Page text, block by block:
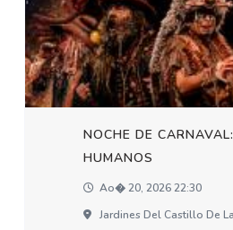
NOCHE DE
HUMANOS
Ao� 20, 2026 22:30
Jardines Del Castillo De